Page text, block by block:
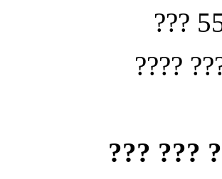
???
????
??? ???